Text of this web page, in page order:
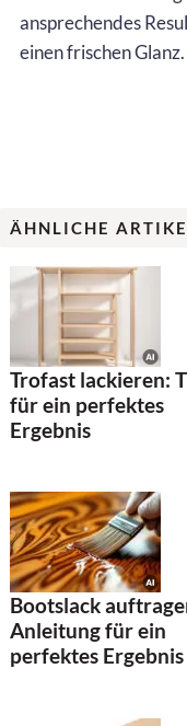
ansprechendes
einen frischen Glanz.
ÄHNLICHE
Trofast lackieren:
für ein perfektes
Ergebnis
Bootslack
Anleitung für ein
perfektes Ergebnis